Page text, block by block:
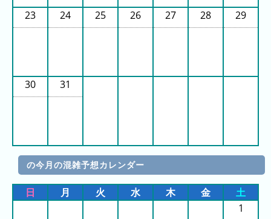
(月
ご
年
(月
2024
年
(月
ご
と)
23 24 25 26 27 28 29
30 31
の今月の混雑予想カレンダー
日 月 火 水 木 金
土
1